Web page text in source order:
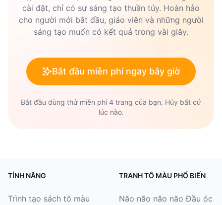
6. Thiết kế một chiếc chuông gió: tô màu các
với nhau để tạo ra một món trang trí treo đẹp
mắt.
7. Làm nhãn dán: quét trang tô màu Encanto của
bạn, in chúng ra trên giấy nhãn dán và cắt ra để
ngược chúng để chơi trò chơi ghép đôi.
cài đặt, chỉ có sự sáng tạo thuần túy. Hoàn hảo
cho người mới bắt đầu, giáo viên và những người
sáng tạo muốn có kết quả trong vài giây.
Bắt đầu miễn phí ngay bây giờ
Bắt đầu dùng thử miễn phí 4 trang của bạn. Hủy bất cứ
lúc nào.
TÍNH NĂNG
Trình tạo sách tô màu
TRANH TÔ MÀU PHỔ BIẾN
Não não não não Đầu óc